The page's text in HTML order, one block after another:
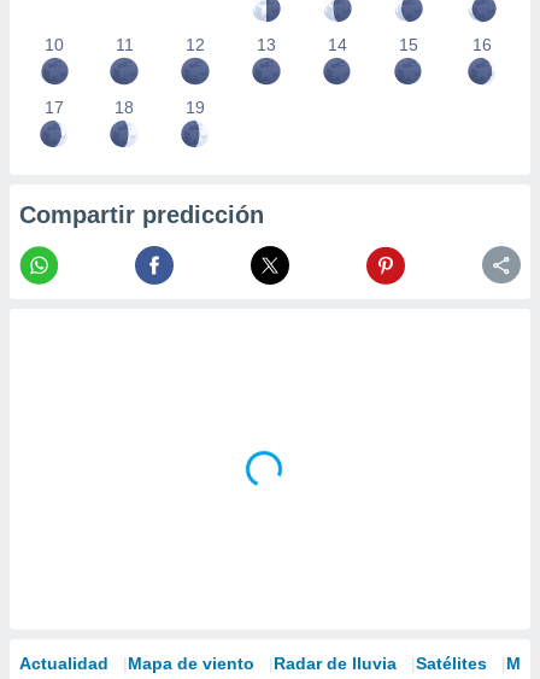
10 11 12 13 14 15 16
17 18 19
Compartir predicción
Actualidad Mapa de viento Radar de lluvia Satélites